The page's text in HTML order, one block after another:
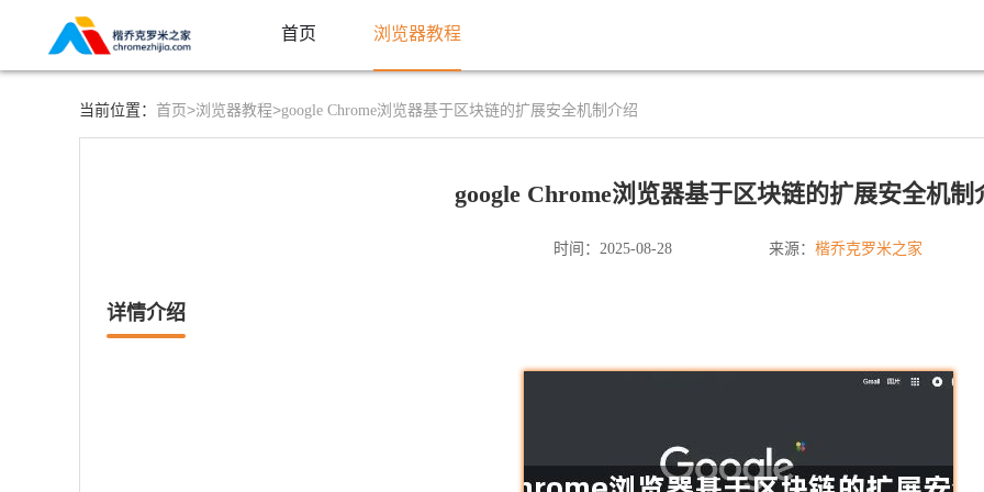
首页 浏览器教程
当前位置： 首页>浏览器教程>google Chrome浏览器基于区块链的扩展安全机制介绍
google Chrome浏览器基于区块链的扩展安全机制
时间：2025-08-28 来源： 楷乔克罗米之家
详情介绍